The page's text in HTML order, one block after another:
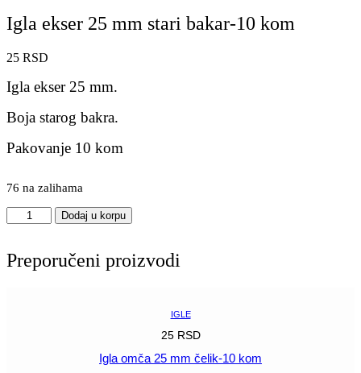
Igla ekser 25 mm stari bakar-10 kom
25 RSD
Igla ekser 25 mm.
Boja starog bakra.
Pakovanje 10 kom
76 na zalihama
ekser
mm
stari
Dodaj u korpu
Preporučeni proizvodi
IGLE
25 RSD
Igla omča 25 mm čelik-10 kom